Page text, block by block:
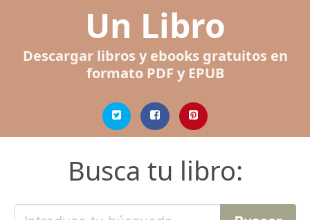
Un Libro
Descargar libros y ebooks gratuitos en
formato PDF y EPUB
Busca tu libro: